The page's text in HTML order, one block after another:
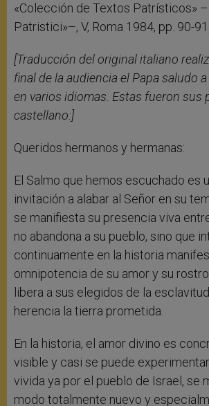
«Colección de Textos Patrísticos»
Patristici»–, V, Roma 1984, pp. 90-
[Traducción del original italiano
final de la audiencia el Papa saludo
en varios idiomas. Estas fueron sus
castellano:]
Queridos hermanos y hermanas:
El Salmo que hemos escuchado es
invitación a alabar al Señor en su
se manifiesta su presencia viva
no abandona a su pueblo, sino que
continuamente en la historia
omnipotencia de su amor y su
libera a sus elegidos de la
herencia la tierra prometida.
En la historia, el amor divino es
visible y casi se puede
vivida ya por el pueblo de Israel, se
modo totalmente nuevo y